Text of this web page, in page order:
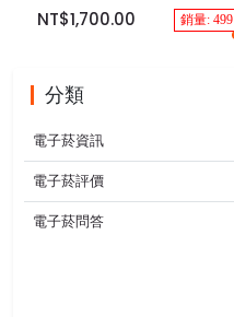
NT$1,700.00 銷量: 499
分類
電子菸資訊
電子菸評價
電子菸問答